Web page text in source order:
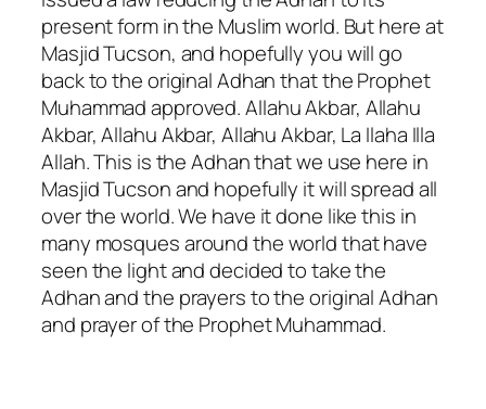
present form in the Muslim world. But here at
Masjid Tucson, and hopefully you will go
back to the original Adhan that the Prophet
Muhammad approved. Allahu Akbar, Allahu
Akbar, Allahu Akbar, Allahu Akbar, La Ilaha Illa
Allah. This is the Adhan that we use here in
Masjid Tucson and hopefully it will spread all
over the world. We have it done like this in
many mosques around the world that have
seen the light and decided to take the
Adhan and the prayers to the original Adhan
and prayer of the Prophet Muhammad.